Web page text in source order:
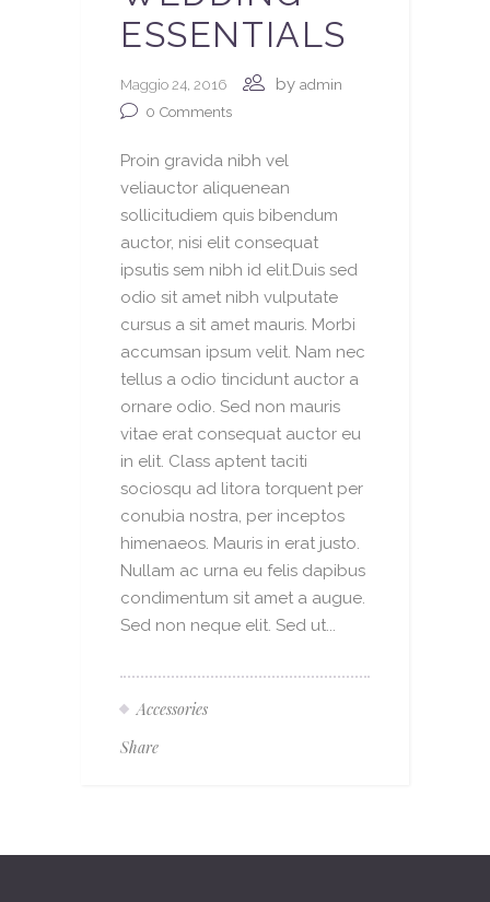
ESSENTIALS
Maggio 24, 2016 by admin
0 Comments
Proin gravida nibh vel
veliauctor aliquenean
sollicitudiem quis bibendum
auctor, nisi elit consequat
ipsutis sem nibh id elit.Duis sed
odio sit amet nibh vulputate
cursus a sit amet mauris. Morbi
accumsan ipsum velit. Nam nec
tellus a odio tincidunt auctor a
ornare odio. Sed non mauris
vitae erat consequat auctor eu
in elit. Class aptent taciti
sociosqu ad litora torquent per
conubia nostra, per inceptos
himenaeos. Mauris in erat justo.
Nullam ac urna eu felis dapibus
condimentum sit amet a augue.
Sed non neque elit. Sed ut...
Accessories
Share